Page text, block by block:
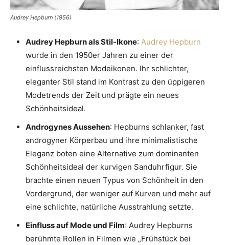
Audrey Hepburn (1956)
Audrey Hepburn als Stil-Ikone: Audrey Hepburn
wurde in den 1950er Jahren zu einer der
einflussreichsten Modeikonen. Ihr schlichter,
eleganter Stil stand im Kontrast zu den üppigeren
Modetrends der Zeit und prägte ein neues
Schönheitsideal.
Androgynes Aussehen: Hepburns schlanker, fast
androgyner Körperbau und ihre minimalistische
Eleganz boten eine Alternative zum dominanten
Schönheitsideal der kurvigen Sanduhrfigur. Sie
brachte einen neuen Typus von Schönheit in den
Vordergrund, der weniger auf Kurven und mehr auf
eine schlichte, natürliche Ausstrahlung setzte.
Einfluss auf Mode und Film: Audrey Hepburns
berühmte Rollen in Filmen wie „Frühstück bei